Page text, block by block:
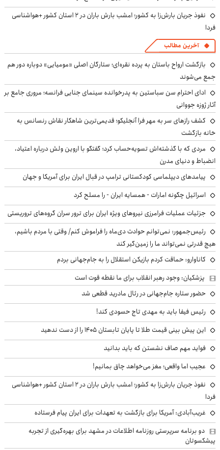
نفوذ جریان بارش‌زا به کشور؛ امشب بارش باران در ۲ استان کشور +هواشناسی
فردا
آخرین مطالب
بازگشت ارواح باستان به پرده نقره‌ای؛ ستارگان اصلی «مومیایی» دوباره دور هم
جمع می‌شوند
ادای احترام سن سباستین به پدرخوانده سینمای جنایی فرانسه؛ مروری جامع بر
آثار ژوزه جووانی
کشف رازهای سر به مهر فرا آنجلیکو؛ قدیمی‌ترین شاهکار نقاش رنسانس به
خانه بازگشت
مردی که با گذشته‌اش تسویه‌حساب کرد؛ گفتگو با اروین ولش درباره اعتیاد،
انضباط و دنیای مدرن
پیامدهای دیپلماسی کودکستانی ترامپ در قبال ایران برای آمریکا و جهان
اسرائیل چگونه امارات - همسایه ایران - را مسلح کرد
جزئیات عملیات فرامرزی نیروهای ویژه ایران برای ترور سران گروه‌های تروریستی
رئیس‌جمهور: نمی‌توانم حوادث دی‌ماه را فراموش کنم/ وقتی با مردم باشیم،
هیچ قدرتی نمی‌تواند ما را زمین‌گیر کند
کاناوارو: حماقت کردم بازیکن استقلال را به جام‌جهانی بردم
پزشکیان: وجود رهبر انقلاب برای ما نقطه قوت است
حضور ستاره جام‌جهانی در رئال مادرید قطعی شد
رئیس فیفا باید به مهدی تاج حسودی کند!
این پیش بینی قیمت طلا تا پایان تابستان ۱۴۰۵ را از دست ندهید
فواید مهم صاف نشستن که باید بدانید
عجیب اما واقعی؛ مغز می‌خواهد چاق بمانیم!
نفوذ جریان بارش‌زا به کشور؛ امشب بارش باران در ۲ استان کشور +هواشناسی
فردا
غریب‌آبادی: آمریکا برای بازگشت به تعهدات برای ایران پیام فرستاده
دو برنامه سرپرستی روزنامه اطلاعات در مشهد برای بهره‌گیری از تجربه
پیشکسوتان